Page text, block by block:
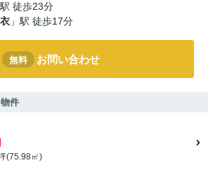
駅 徒歩23分
」駅 徒歩17分
無料 お問い合わせ
件
(75.98㎡)